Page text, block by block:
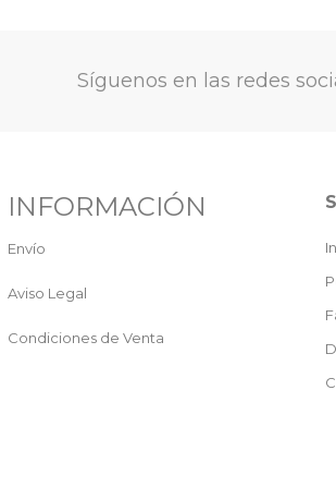
Síguenos en las redes
INFORMACIÓN
Envío
Aviso Legal
Condiciones de Venta